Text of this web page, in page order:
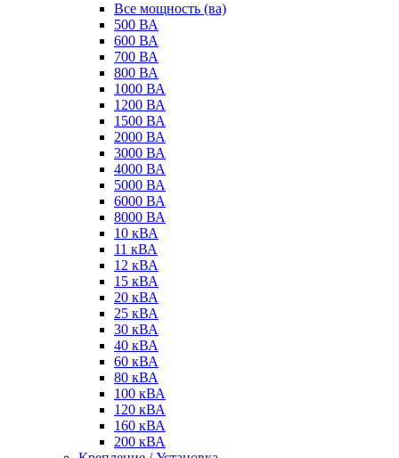
Все мощность (ва)
500 ВА
600 ВА
700 ВА
800 ВА
1000 ВА
1200 ВА
1500 ВА
2000 ВА
3000 ВА
4000 ВА
5000 ВА
6000 ВА
8000 ВА
10 кВА
11 кВА
12 кВА
15 кВА
20 кВА
25 кВА
30 кВА
40 кВА
60 кВА
80 кВА
100 кВА
120 кВА
160 кВА
200 кВА